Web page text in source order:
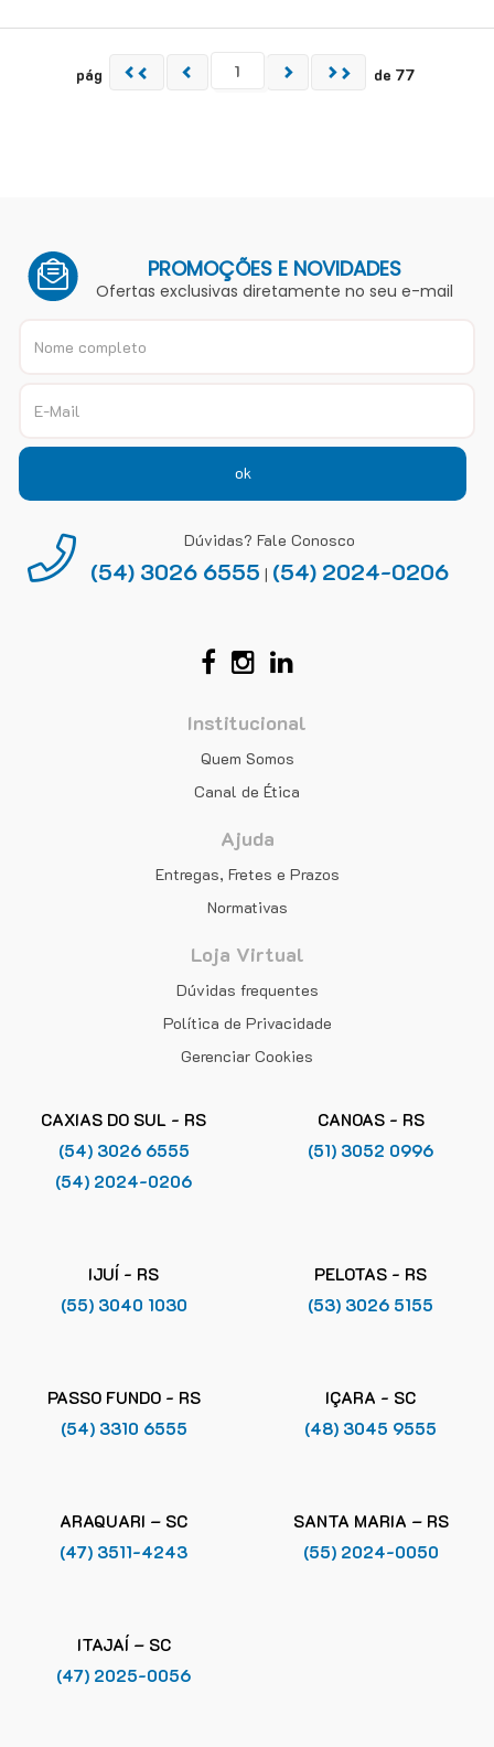
pág de 77
PROMOÇÕES E NOVIDADES
Ofertas exclusivas diretamente no seu e-mail
ok
Dúvidas? Fale Conosco
(54) 3026 6555 | (54) 2024-0206
Institucional
Quem Somos
Canal de Ética
Ajuda
Entregas, Fretes e Prazos
Normativas
Loja Virtual
Dúvidas frequentes
Política de Privacidade
Gerenciar Cookies
CAXIAS DO SUL - RS
(54) 3026 6555
(54) 2024-0206
CANOAS - RS
(51) 3052 0996
IJUÍ - RS
(55) 3040 1030
PELOTAS - RS
(53) 3026 5155
PASSO FUNDO - RS
(54) 3310 6555
IÇARA - SC
(48) 3045 9555
ARAQUARI – SC
(47) 3511-4243
SANTA MARIA – RS
(55) 2024-0050
ITAJAÍ – SC
(47) 2025-0056